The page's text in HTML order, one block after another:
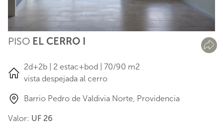
PISO EL CERRO I
2d+2b | 2 estac+bod | 70/90 m2
vista despejada al cerro
Barrio Pedro de Valdivia Norte, Providencia
Valor: UF 26